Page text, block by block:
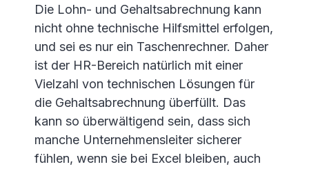
Die Lohn- und Gehaltsabrechnung kann
nicht ohne technische Hilfsmittel erfolgen,
und sei es nur ein Taschenrechner. Daher
ist der HR-Bereich natürlich mit einer
Vielzahl von technischen Lösungen für
die Gehaltsabrechnung überfüllt. Das
kann so überwältigend sein, dass sich
manche Unternehmensleiter sicherer
fühlen, wenn sie bei Excel bleiben, auch